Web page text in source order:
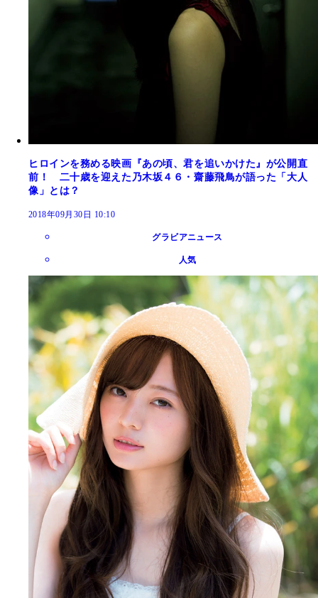
ヒロインを務める映画『あの頃、君を追いかけた』が公開直
前！ 二十歳を迎えた乃木坂４６・齋藤飛鳥が語った「大人
像」とは？
2018年09月30日 10:10
グラビアニュース
人気